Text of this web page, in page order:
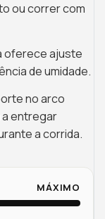
ou correr com
oferece ajuste
de umidade.
no arco
a entregar
a corrida.
MÁXIMO